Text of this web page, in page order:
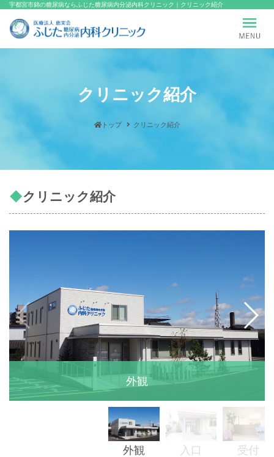
宇都宮市錦の糖尿病ならふじた糖尿病内分泌内科クリニック｜クリニック紹介
クリニック紹介
トップ クリニック紹介
クリニック紹介
外観
外観 入口 受付